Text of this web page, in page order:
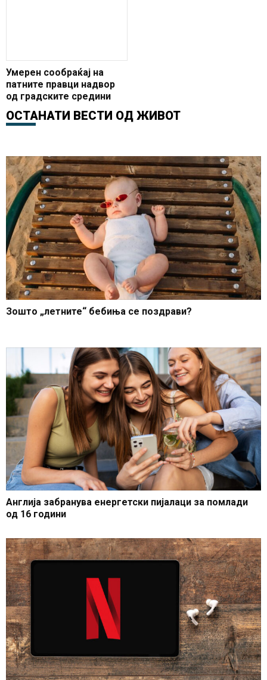
Умерен сообраќај на
патните правци надвор
од градските средини
ОСТАНАТИ ВЕСТИ ОД ЖИВОТ
Зошто „летните“ бебиња се поздрави?
Англија забранува енергетски пијалаци за помлади
од 16 години